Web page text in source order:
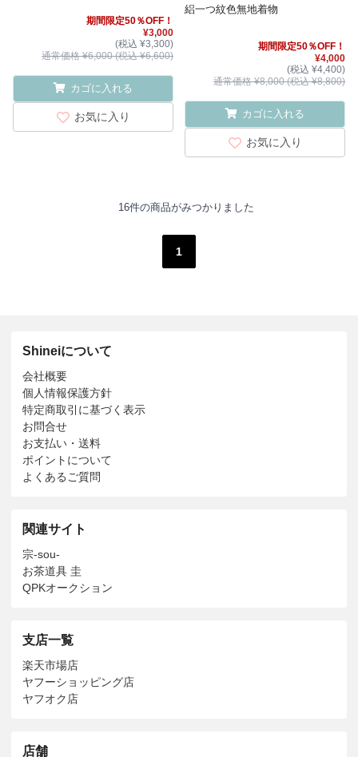
期間限定50％OFF！
¥3,000
(税込 ¥3,300)
通常価格 ¥6,000 (税込 ¥6,600)
カゴに入れる
お気に入り
絽一つ紋色無地着物
期間限定50％OFF！
¥4,000
(税込 ¥4,400)
通常価格 ¥8,000 (税込 ¥8,800)
カゴに入れる
お気に入り
16件の商品がみつかりました
1
Shineiについて
会社概要
個人情報保護方針
特定商取引に基づく表示
お問合せ
お支払い・送料
ポイントについて
よくあるご質問
関連サイト
宗-sou-
お茶道具 圭
QPKオークション
支店一覧
楽天市場店
ヤフーショッピング店
ヤフオク店
店舗